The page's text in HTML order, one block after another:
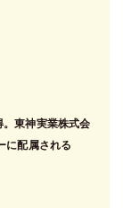
東神実業株式会
に配属される